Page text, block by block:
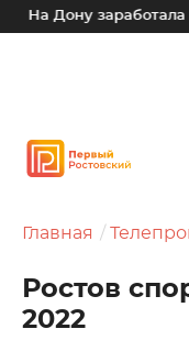
заработала новая
Главная
Ростов
2022